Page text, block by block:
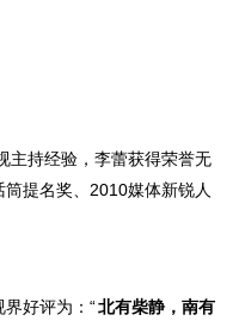
主持经验，李蕾获得荣誉无
提名奖、2010媒体新锐人
好评为： “北有柴静，南有